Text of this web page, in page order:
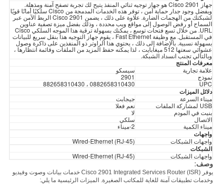
جهاز Cisco 2901 هو جهاز توجيه ثنائي المنفذ يتيح لك تجربة تصفح آمنة ومذهلة.
وبفضل وجود جدار حماية آمن ، توفر هذه الخدمات المدمجة من Cisco سلكيًا أمانًا قويًا
لشبكتك من الهجمات الضارة. علاوة على ذلك ، يضمن Cisco 2901 الربط الآمن عبر
السماح أو رفض الوصول إلى مواقع ويب محددة ، وذلك بفضل ميزة تصفية عناوين
URL. من خلال تسع فتحات توسع ، يمكنك بسهولة ترقية هذا الموجه السلكي Cisco
في المستقبل. مع وظيفة Fast Ethernet ، يقوم جهاز التوجيه هذا بنقل سريع للبيانات
بسهولة نسبية. بالإضافة إلى ذلك ، يحتوي هذا الراوتر ذو المنفذين على ذاكرة وصول
عشوائي سعتها 512 ميغابايت ، لذا يمكنه حفظ المزيد من الملفات وقائمة انتظارها ،
وبالتالي تجنب انسداد الشبكة.
معرفات المنتج
علامة تجارية
سيسكو
نموذج
2901
UPC
0882658310430 ، 882658310430
دلائل الميزات
ميناء السرعة
جيجابت
USB لمشاركة الملفات
نعم فعلا
بنيت في المودم
لا
الاتصال
سلكي
ميناء الكمية
2-ميناء
واجهات
واجهات الشبكات Wired-Ethernet (RJ-45)
الشبكات
واجهات الشبكات Wired-Ethernet (RJ-45)
وصف:
يوفر Cisco 2901 Integrated Services Router (ISR) خدمات بيانات وصوت وفيديو
وخدمات تطبيقات آمنة للغاية للمكاتب الصغيرة. الميزات الرئيسية ما يلي: